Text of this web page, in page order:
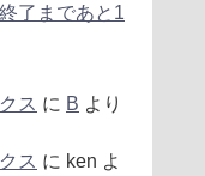
了まであと1
ス に B より
ス に ken よ